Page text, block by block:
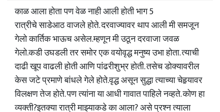
काळ आला होता पण वेळ नाही आली होती भाग 5
रात्रीचे साडेआठ वाजले होते. दरवाज्यावर थाप आली मी समजून
गेलो कार्तिक भाऊच असेल.म्हणून मी उठून दरवाजा जवळ
गेलो.कडी उघडली तर समोर एक वयोवृद्ध मनुष्य उभा होता. त्याची
दाढी खूप वाढली होती आणि पांढरीशुभ्र होती. तसेच डोक्यावरील
केस जटे प्रमाणे बांधले गेले होते.वृद्ध असून सुद्धा त्याच्या चेहर्‍यावर
विलक्षण तेज होते. पण त्यांना या आधी गावात पाहिले नव्हते. कोण हा
व्यक्ती?इतक्या रात्री माझ्याकडे का आला? असे प्रश्न त्याला